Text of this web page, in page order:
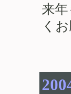
来
く